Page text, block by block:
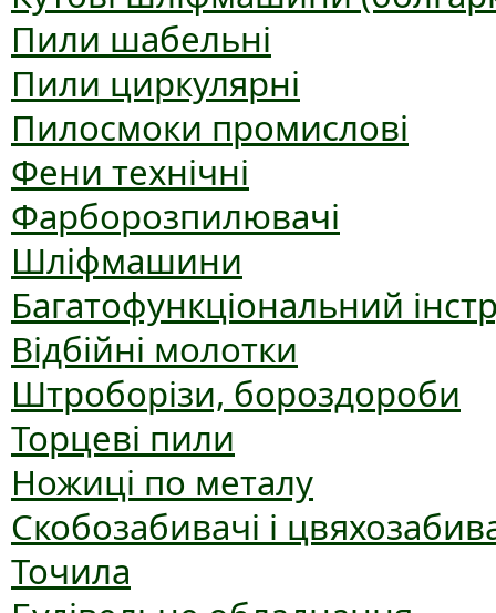
Пили шабельні
Пили циркулярні
Пилосмоки промислові
Фени технічні
Фарборозпилювачі
Шліфмашини
Багатофункціональний
Відбійні молотки
Штроборізи, бороздороби
Торцеві пили
Ножиці по металу
Скобозабивачі і
Точила